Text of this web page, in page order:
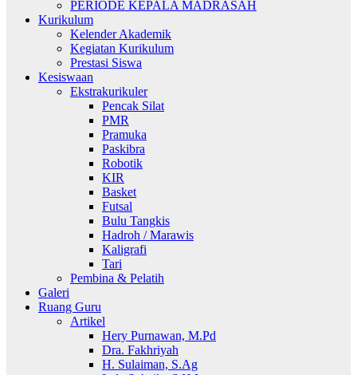
PERIODE KEPALA MADRASAH
Kurikulum
Kelender Akademik
Kegiatan Kurikulum
Prestasi Siswa
Kesiswaan
Ekstrakurikuler
Pencak Silat
PMR
Pramuka
Paskibra
Robotik
KIR
Basket
Futsal
Bulu Tangkis
Hadroh / Marawis
Kaligrafi
Tari
Pembina & Pelatih
Galeri
Ruang Guru
Artikel
Hery Purnawan, M.Pd
Dra. Fakhriyah
H. Sulaiman, S.Ag